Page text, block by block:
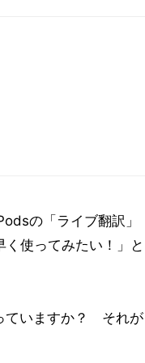
の「ライブ翻訳」
使ってみたい！」と
ていますか？ それが